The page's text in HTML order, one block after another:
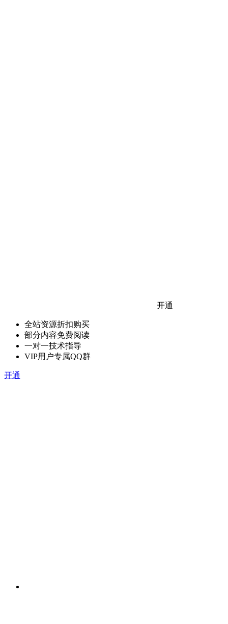
开通
全站资源折扣购买
部分内容免费阅读
一对一技术指导
VIP用户专属QQ群
开通